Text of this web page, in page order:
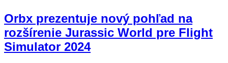
Orbx prezentuje nový pohľad na
rozšírenie Jurassic World pre Flight
Simulator 2024